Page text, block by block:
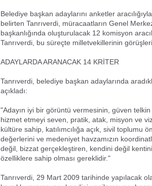
Belediye başkan adaylarını anketler
belirten Tanrıverdi, müracaatların Genel
başkanlığında oluşturulacak 12 komisyon
Tanrıverdi, bu süreçte milletvekillerinin
ADAYLARDA ARANACAK 14 KRİTER
Tanrıverdi, belediye başkan adaylarında
açıkladı:
"Adayın iyi bir görüntü vermesinin, güven
hizmet etmeyi seven, pratik, atak, misyon ve
kültüre sahip, katılımcılığa açık, sivil
değerlerini ve medeniyet havzamızın
değil, bizzat gerçekleştiren, kendini değil
özelliklere sahip olması gereklidir."
Tanrıverdi, 29 Mart 2009 tarihinde yapılacak